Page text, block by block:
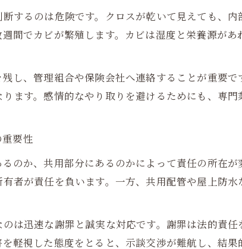
するのは危険です。クロスが乾いて見えても、
間でカビが繁殖します。カビは湿度と栄養源が
し、管理組合や保険会社へ連絡することが重要
ます。感情的なやり取りを避けるためにも、専
要性
のか、共用部分にあるのかによって責任の所在
者が責任を負います。一方、共用配管や屋上防
は迅速な謝罪と誠実な対応です。謝罪は法的責
軽視した態度をとると、示談交渉が難航し、結果